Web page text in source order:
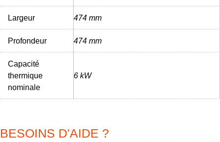
Largeur 474 mm
Profondeur 474 mm
Capacité
thermique
nominale
6 kW
BESOINS D'AIDE ?